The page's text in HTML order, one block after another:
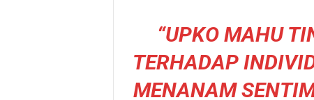
“UPKO MAHU
TERHADAP
MENANAM